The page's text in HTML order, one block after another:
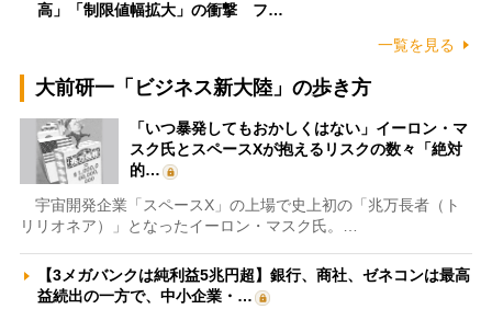
高」「制限値幅拡大」の衝撃 フ…
一覧を見る
大前研一「ビジネス新大陸」の歩き方
「いつ暴発してもおかしくはない」イーロン・マ
スク氏とスペースXが抱えるリスクの数々「絶対
的…
宇宙開発企業「スペースX」の上場で史上初の「兆万長者（ト
リリオネア）」となったイーロン・マスク氏。…
【3メガバンクは純利益5兆円超】銀行、商社、ゼネコンは最高
益続出の一方で、中小企業・…